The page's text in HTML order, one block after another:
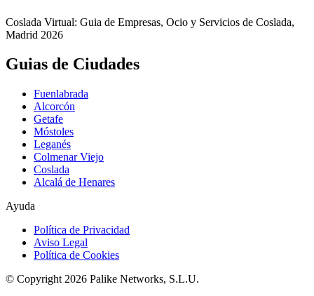
Coslada Virtual: Guia de Empresas, Ocio y Servicios de Coslada,
Madrid 2026
Guias de Ciudades
Fuenlabrada
Alcorcón
Getafe
Móstoles
Leganés
Colmenar Viejo
Coslada
Alcalá de Henares
Ayuda
Política de Privacidad
Aviso Legal
Política de Cookies
© Copyright 2026 Palike Networks, S.L.U.